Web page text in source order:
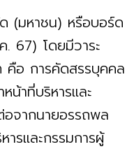
(มหาชน) หรือบอร์ด
. 67) โดยมีวาระ
อ การคัดสรรบุคคล
หน้าที่บริหารและ
อจากนายอรรถพล
ารและกรรมการผู้